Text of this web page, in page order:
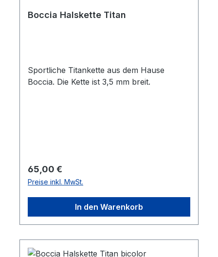
Boccia Halskette Titan
Sportliche Titankette aus dem Hause
Boccia. Die Kette ist 3,5 mm breit.
Regulärer Preis:
65,00 €
Preise inkl. MwSt.
In den Warenkorb